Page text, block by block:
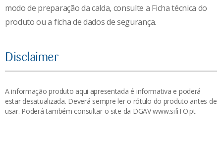
modo de preparação da calda, consulte a Ficha técnica do
produto ou a ficha de dados de segurança.
Disclaimer
A informação produto aqui apresentada é informativa e poderá
estar desatualizada. Deverá sempre ler o rótulo do produto antes de
usar. Poderá também consultar o site da DGAV www.sifiTO.pt